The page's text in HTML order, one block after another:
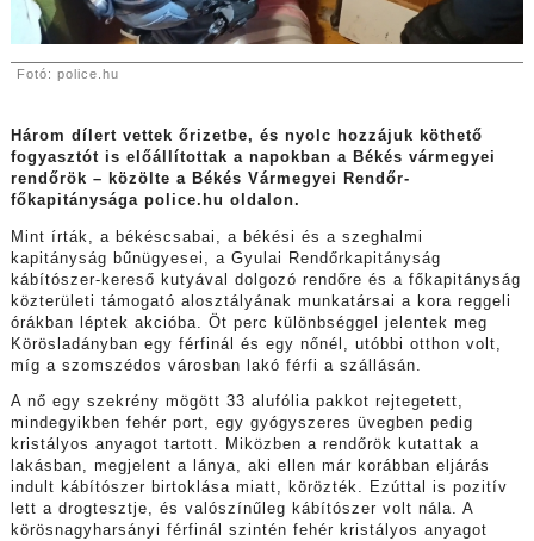
Fotó: police.hu
Három dílert vettek őrizetbe, és nyolc hozzájuk köthető
fogyasztót is előállítottak a napokban a Békés vármegyei
rendőrök – közölte a Békés Vármegyei Rendőr-
főkapitánysága police.hu oldalon.
Mint írták, a békéscsabai, a békési és a szeghalmi
kapitányság bűnügyesei, a Gyulai Rendőrkapitányság
kábítószer-kereső kutyával dolgozó rendőre és a főkapitányság
közterületi támogató alosztályának munkatársai a kora reggeli
órákban léptek akcióba. Öt perc különbséggel jelentek meg
Körösladányban egy férfinál és egy nőnél, utóbbi otthon volt,
míg a szomszédos városban lakó férfi a szállásán.
A nő egy szekrény mögött 33 alufólia pakkot rejtegetett,
mindegyikben fehér port, egy gyógyszeres üvegben pedig
kristályos anyagot tartott. Miközben a rendőrök kutattak a
lakásban, megjelent a lánya, aki ellen már korábban eljárás
indult kábítószer birtoklása miatt, körözték. Ezúttal is pozitív
lett a drogtesztje, és valószínűleg kábítószer volt nála. A
körösnagyharsányi férfinál szintén fehér kristályos anyagot